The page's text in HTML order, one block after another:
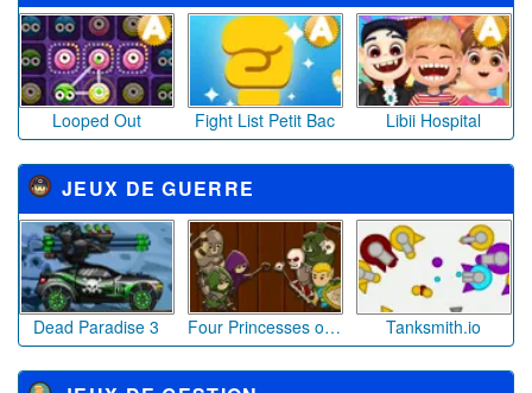
Looped Out Fight List Petit Bac Libii Hospital
JEUX DE GUERRE
Dead Paradise 3 Four Princesses of King Zentibold Tanksmith.io